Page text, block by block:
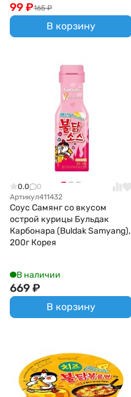
165 ₽
99₽
В корзину
0.0
0
Артикул411432
Соус Самянг со вкусом
острой курицы Бульдак
Карбонара (Buldak Samyang),
200г Корея
В наличии
669₽
В корзину